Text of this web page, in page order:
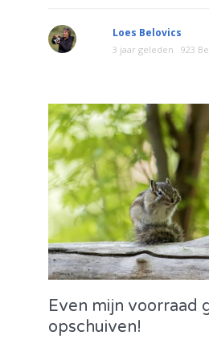
Loes Belovics
3 jaar geleden 923
Even mijn voorraad
opschuiven!